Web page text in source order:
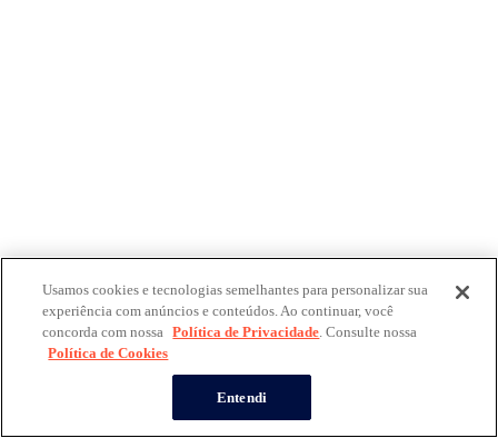
Usamos cookies e tecnologias semelhantes para personalizar sua
experiência com anúncios e conteúdos. Ao continuar, você
concorda com nossa Política de Privacidade. Consulte nossa
Política de Cookies
Entendi